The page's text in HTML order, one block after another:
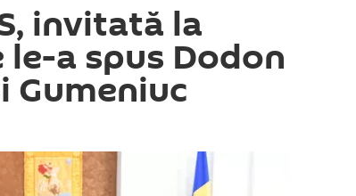
invitată la
le-a spus Dodon
Gumeniuc